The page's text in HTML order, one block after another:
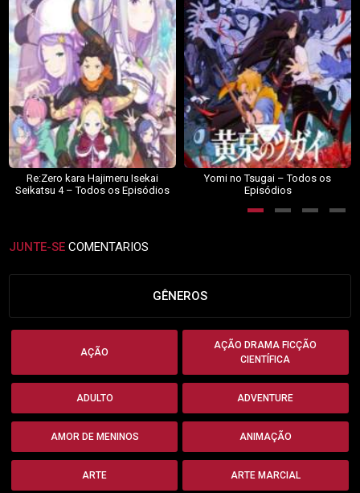
Re:Zero kara Hajimeru Isekai
Seikatsu 4 – Todos os Episódios
Yomi no Tsugai – Todos os
Episódios
JUNTE-SE COMENTARIOS
GÊNEROS
AÇÃO
AÇÃO DRAMA FICÇÃO
CIENTÍFICA
ADULTO ADVENTURE
AMOR DE MENINOS ANIMAÇÃO
ARTE ARTE MARCIAL